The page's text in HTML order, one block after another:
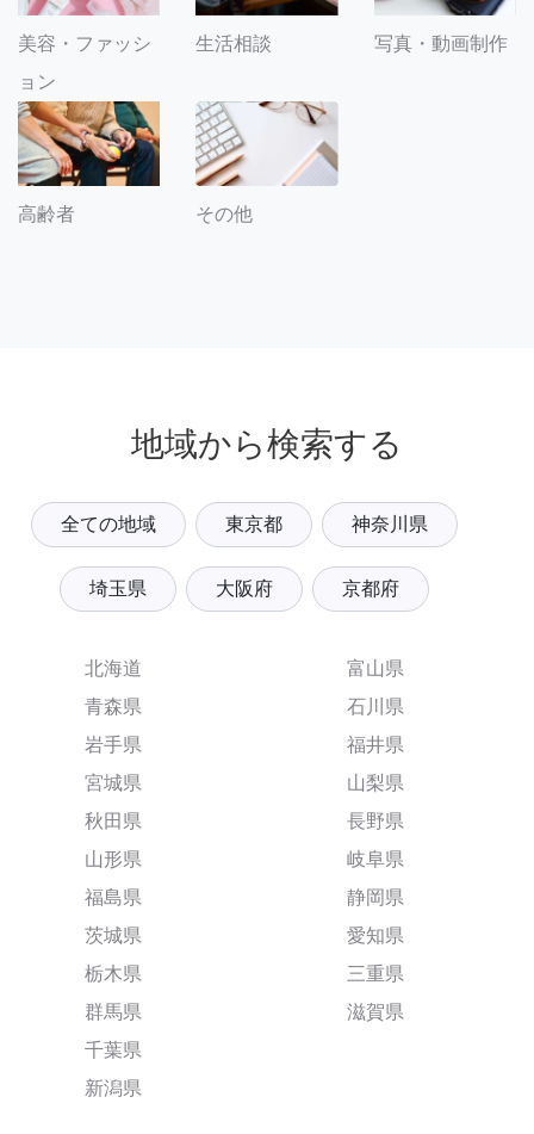
美容・ファッシ
ョン
生活相談 写真・動画制作
高齢者 その他
地域から検索する
全ての地域 東京都 神奈川県
埼玉県 大阪府 京都府
北海道
青森県
岩手県
宮城県
秋田県
山形県
福島県
茨城県
栃木県
群馬県
千葉県
新潟県
富山県
石川県
福井県
山梨県
長野県
岐阜県
静岡県
愛知県
三重県
滋賀県